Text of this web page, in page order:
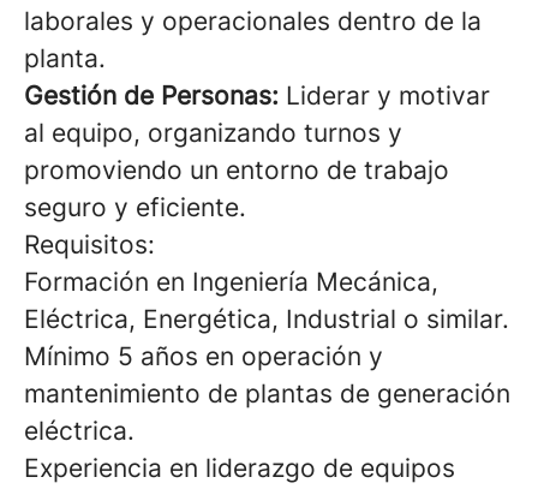
laborales y operacionales dentro de la
planta.
Gestión de Personas: Liderar y motivar
al equipo, organizando turnos y
promoviendo un entorno de trabajo
seguro y eficiente.
Requisitos:
Formación en Ingeniería Mecánica,
Eléctrica, Energética, Industrial o similar.
Mínimo 5 años en operación y
mantenimiento de plantas de generación
eléctrica.
Experiencia en liderazgo de equipos